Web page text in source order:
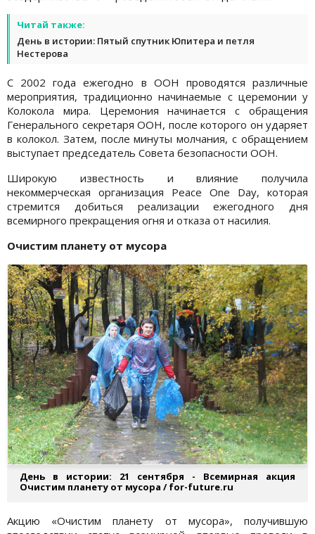
Читай также:
День в истории: Пятый спутник Юпитера и петля
Нестерова
С 2002 года ежегодно в ООН проводятся различные
мероприятия, традиционно начинаемые с церемонии у
Колокола мира. Церемония начинается с обращения
Генерального секретаря ООН, после которого он ударяет
в колокол. Затем, после минуты молчания, с обращением
выступает председатель Совета безопасности ООН.
Широкую известность и влияние получила
некоммерческая организация Peace One Day, которая
стремится добиться реализации ежегодного дня
всемирного прекращения огня и отказа от насилия.
Очистим планету от мусора
День в истории: 21 сентября - Всемирная акция
Очистим планету от мусора / for-future.ru
Акцию «Очистим планету от мусора», получившую